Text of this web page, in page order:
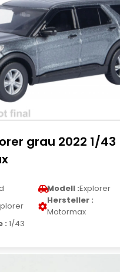
grau 2022 1/43
Modell :Explorer
Hersteller :
Motormax
: 1/43